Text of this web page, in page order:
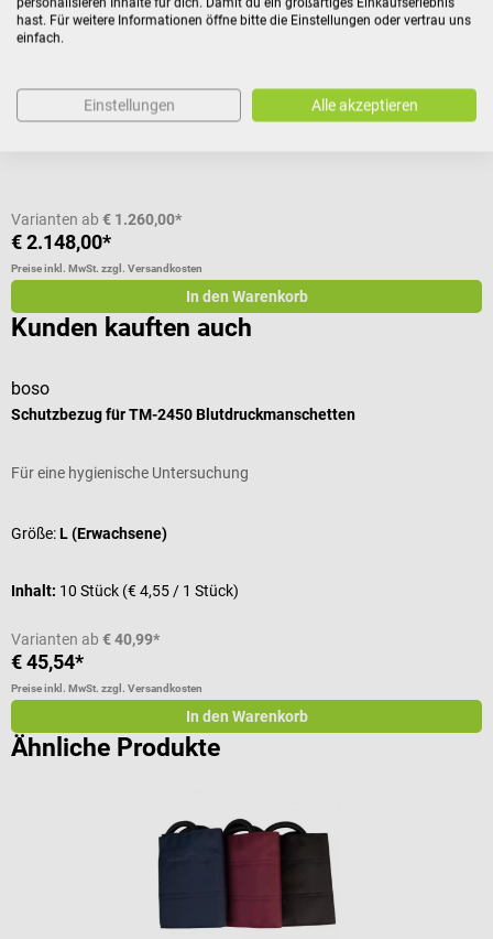
Mobiler Blutdruckmesser für Langzeitmessung
Variante: mit cBP-Upgrade, Software und Komplettzubehör
Varianten ab € 1.260,00*
€ 2.148,00*
Preise inkl. MwSt. zzgl. Versandkosten
In den Warenkorb
Kunden kauften auch
boso
Schutzbezug für TM-2450 Blutdruckmanschetten
Für eine hygienische Untersuchung
Größe:L (Erwachsene)
Inhalt: 10 Stück (€ 4,55 / 1 Stück)
Varianten ab € 40,99*
€ 45,54*
Preise inkl. MwSt. zzgl. Versandkosten
In den Warenkorb
Ähnliche Produkte
hast. Für weitere Informationen öffne bitte die Einstellungen oder vertrau uns
einfach.
Einstellungen Alle akzeptieren